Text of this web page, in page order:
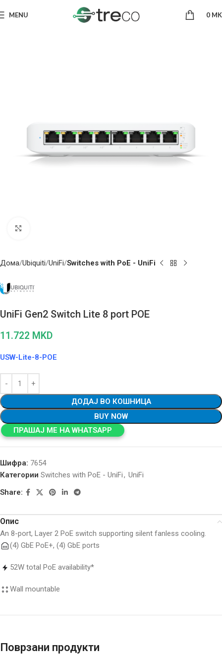
MENU 0
Дома Ubiquiti UniFi Switches with PoE - UniFi
UniFi Gen2 Switch Lite 8 port POE
11.722 MKD
USW-Lite-8-POE
ДОДАЈ ВО КОШНИЦА
BUY NOW
ПРАШАЈ МЕ НА WHATSAPP
Шифра: 7654
Категории Switches with PoE - UniFi, UniFi
Share:
Опис
An 8-port, Layer 2 PoE switch supporting silent fanless cooling.
(4) GbE PoE+, (4) GbE ports
52W total PoE availability*
Wall mountable
Поврзани продукти